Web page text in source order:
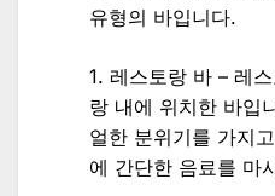
유형의 바입니다.
1. 레스토랑 바 – 레
랑 내에 위치한 바입
얼한 분위기를 가지
에 간단한 음료를 마